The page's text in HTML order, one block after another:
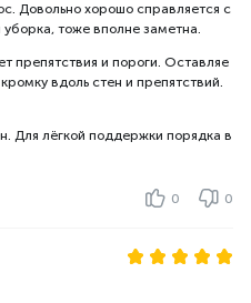
Довольно хорошо справляется с
тоже вполне заметна.
препятствия и пороги. Оставляе
вдоль стен и препятствий.
Для лёгкой поддержки порядка в
0 0